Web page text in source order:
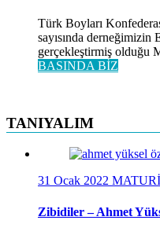
Türk Boyları
sayısında
gerçekleştirmiş olduğu
BASINDA BİZ
TANIYALIM
31 Ocak 2022
Zibidiler – Ahmet